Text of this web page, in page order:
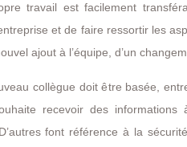
travail est facilement
et de faire ressortir les
ajout à l’équipe, d’un
collègue doit être basée,
recevoir des
font référence à la